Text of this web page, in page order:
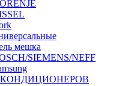
мешка
SIEMENS/NEFF
КОНДИЦИОНЕРОВ